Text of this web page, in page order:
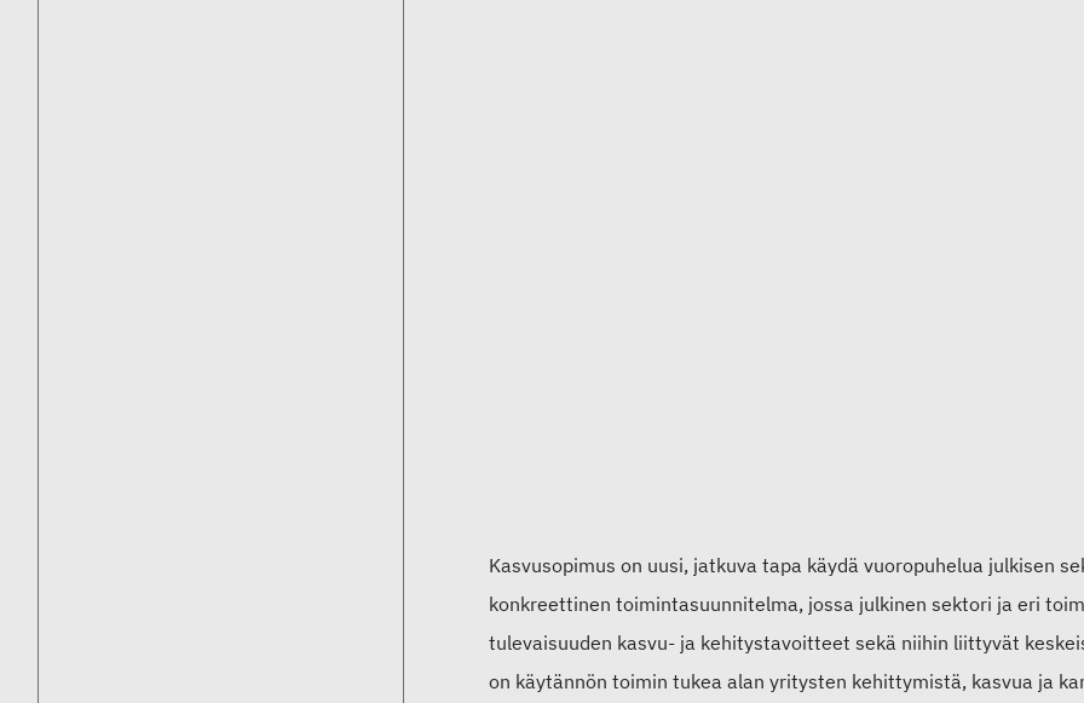
Kasvusopimus on uusi, jatkuva tapa käydä vuoropuhelua julkisen
konkreettinen toimintasuunnitelma, jossa julkinen sektori ja eri
tulevaisuuden kasvu- ja kehitystavoitteet sekä niihin liittyvät
on käytännön toimin tukea alan yritysten kehittymistä, kasvua ja